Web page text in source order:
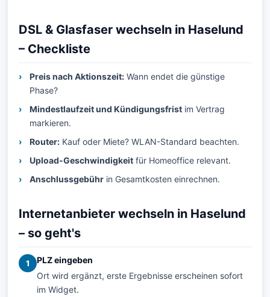
DSL & Glasfaser wechseln in Haselund
– Checkliste
Preis nach Aktionszeit: Wann endet die günstige
Phase?
Mindestlaufzeit und Kündigungsfrist im Vertrag
markieren.
Router: Kauf oder Miete? WLAN-Standard beachten.
Upload-Geschwindigkeit für Homeoffice relevant.
Anschlussgebühr in Gesamtkosten einrechnen.
Internetanbieter wechseln in Haselund
– so geht's
1
PLZ eingeben
Ort wird ergänzt, erste Ergebnisse erscheinen sofort
im Widget.